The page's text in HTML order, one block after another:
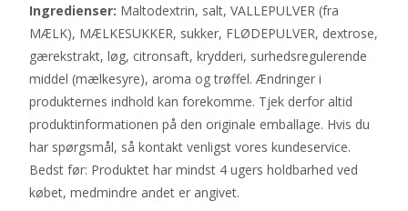
Ingredienser: Maltodextrin, salt, VALLEPULVER (fra
MÆLK), MÆLKESUKKER, sukker, FLØDEPULVER, dextrose,
gærekstrakt, løg, citronsaft, krydderi, surhedsregulerende
middel (mælkesyre), aroma og trøffel. Ændringer i
produkternes indhold kan forekomme. Tjek derfor altid
produktinformationen på den originale emballage. Hvis du
har spørgsmål, så kontakt venligst vores kundeservice.
Bedst før: Produktet har mindst 4 ugers holdbarhed ved
købet, medmindre andet er angivet.